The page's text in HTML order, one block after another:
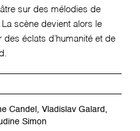
sur des mélodies de
scène devient alors le
éclats d’humanité et de
Candel, Vladislav Galard,
Simon